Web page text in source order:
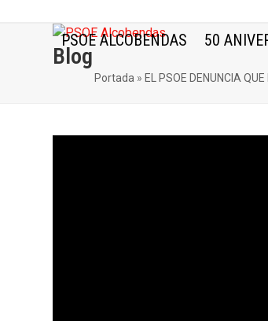
PSOE ALCOBENDAS 50
Blog
Portada » EL PSOE DENUNCIA